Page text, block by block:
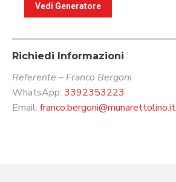
Vedi Generatore
Richiedi Informazioni
Referente – Franco Bergoni
WhatsApp: 3392353223
Email: franco.bergoni@munarettolino.it